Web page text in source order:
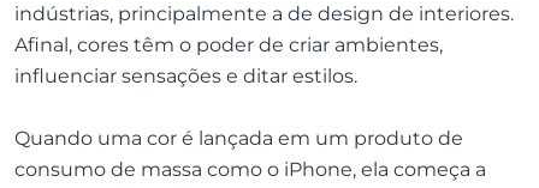
indústrias, principalmente a de design de interiores.
Afinal, cores têm o poder de criar ambientes,
influenciar sensações e ditar estilos.
Quando uma cor é lançada em um produto de
consumo de massa como o iPhone, ela começa a